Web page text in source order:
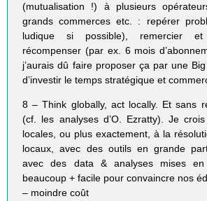
(mutualisation !) à plusieurs
grands commerces etc. : repérer
ludique si possible), remercier
récompenser (par ex. 6 mois
j’aurais dû faire proposer ça par une
d’investir le temps stratégique et
8 – Think globally, act locally. Et sans
(cf. les analyses d’O. Ezratty). Je
locales, ou plus exactement, à la
locaux, avec des outils en grande
avec des data & analyses mises en
beaucoup + facile pour convaincre nos
– moindre coût